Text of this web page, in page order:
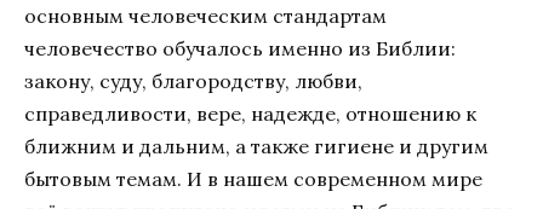
основным человеческим стандартам
человечество обучалось именно из Библии:
закону, суду, благородству, любви,
справедливости, вере, надежде, отношению к
ближним и дальним, а также гигиене и другим
бытовым темам. И в нашем современном мире